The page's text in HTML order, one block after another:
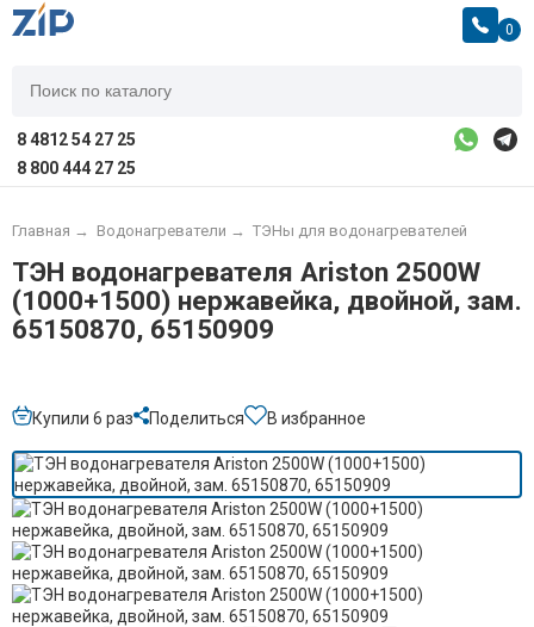
0
8 4812 54 27 25
8 800 444 27 25
Главная → Водонагреватели → ТЭНы для водонагревателей
ТЭН водонагревателя Ariston 2500W
(1000+1500) нержавейка, двойной, зам.
65150870, 65150909
Купили 6 раз Поделиться В избранное